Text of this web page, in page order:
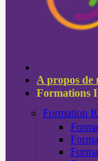
A propos de
Formations
Formation